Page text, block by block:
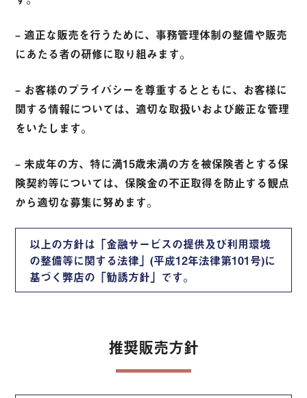
– 適正な販売を行うために、事務管理体制の整備や販売
にあたる者の研修に取り組みます。
– お客様のプライバシーを尊重するとともに、お客様に
関する情報については、適切な取扱いおよび厳正な管理
をいたします。
– 未成年の方、特に満15歳未満の方を被保険者とする保
険契約等については、保険金の不正取得を防止する観点
から適切な募集に努めます。
以上の方針は「金融サービスの提供及び利用環境
の整備等に関する法律」(平成12年法律第101号)に
基づく弊店の「勧誘方針」です。
推奨販売方針